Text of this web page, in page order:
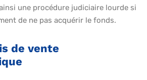
une procédure judiciaire lourde si
de ne pas acquérir le fonds.
de vente